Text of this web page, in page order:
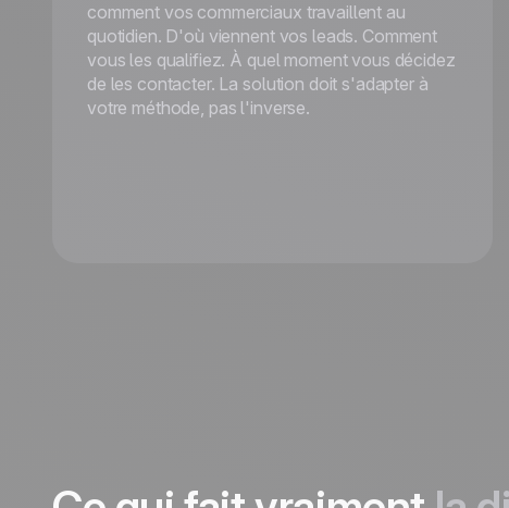
comment vos commerciaux travaillent au
quotidien. D'où viennent vos leads. Comment
vous les qualifiez. À quel moment vous décidez
de les contacter. La solution doit s'adapter à
votre méthode, pas l'inverse.